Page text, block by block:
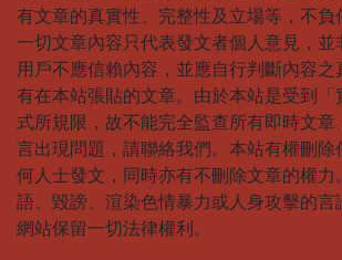
有文章的真實性、完整性及立場等，不負
一切文章內容只代表發文者個人意見，並
用戶不應信賴內容，並應自行判斷內容之
有在本站張貼的文章。由於本站是受到「
式所規限，故不能完全監查所有即時文章
言出現問題，請聯絡我們。本站有權刪除
何人士發文，同時亦有不刪除文章的權力
語、毀謗、渲染色情暴力或人身攻擊的言
網站保留一切法律權利。